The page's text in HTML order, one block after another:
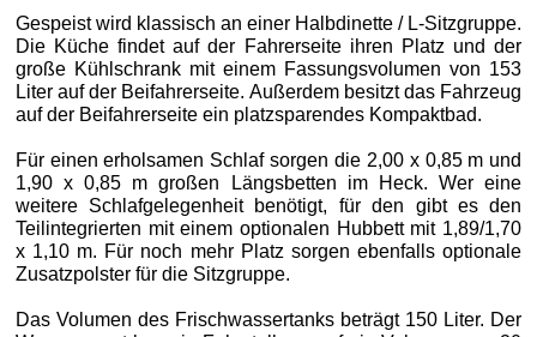
Gespeist wird klassisch an einer Halbdinette / L-Sitzgruppe.
Die Küche findet auf der Fahrerseite ihren Platz und der
große Kühlschrank mit einem Fassungsvolumen von 153
Liter auf der Beifahrerseite. Außerdem besitzt das Fahrzeug
auf der Beifahrerseite ein platzsparendes Kompaktbad.
Für einen erholsamen Schlaf sorgen die 2,00 x 0,85 m und
1,90 x 0,85 m großen Längsbetten im Heck. Wer eine
weitere Schlafgelegenheit benötigt, für den gibt es den
Teilintegrierten mit einem optionalen Hubbett mit 1,89/1,70
x 1,10 m. Für noch mehr Platz sorgen ebenfalls optionale
Zusatzpolster für die Sitzgruppe.
Das Volumen des Frischwassertanks beträgt 150 Liter. Der